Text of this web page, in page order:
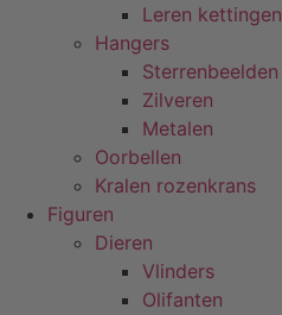
Leren kettingen
Hangers
Sterrenbeelden
Zilveren
Metalen
Oorbellen
Kralen rozenkrans
Figuren
Dieren
Vlinders
Olifanten